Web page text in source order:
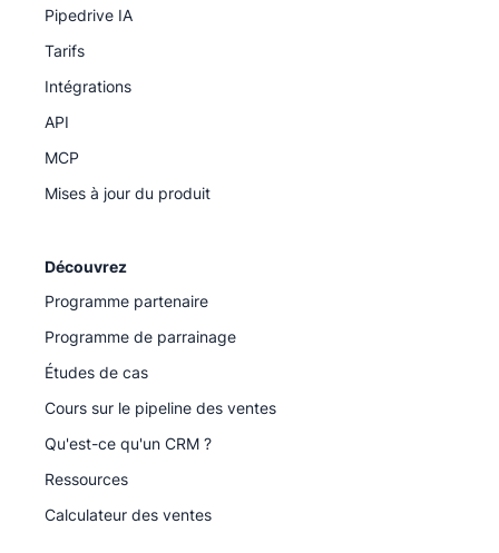
Pipedrive IA
Tarifs
Intégrations
API
MCP
Mises à jour du produit
Découvrez
Programme partenaire
Programme de parrainage
Études de cas
Cours sur le pipeline des ventes
Qu'est-ce qu'un CRM ?
Ressources
Calculateur des ventes